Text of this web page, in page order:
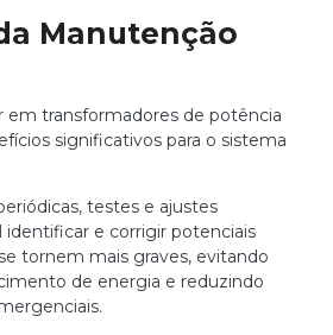
Manutenção
em transformadores de potência
significativos para o sistema
testes e ajustes
identificar e corrigir potenciais
tornem mais graves, evitando
de energia e reduzindo